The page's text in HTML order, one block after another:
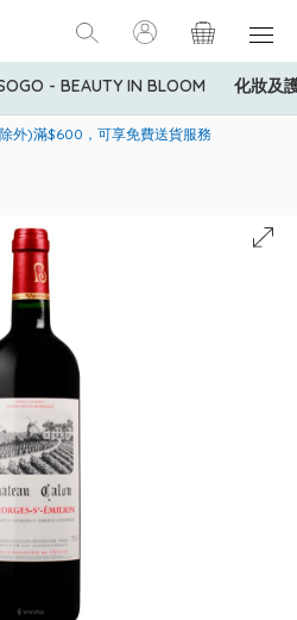
- BEAUTY IN BLOOM 化妝及
員購物禮遇：高達5%簽賬回贈！
外)滿$600，可享免費送貨服務
定商品，若訂單金額少於HK$600(折